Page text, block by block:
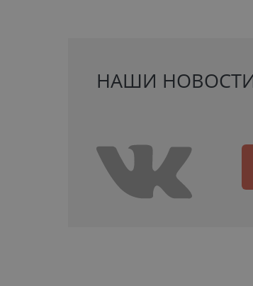
НАШИ НОВОСТИ